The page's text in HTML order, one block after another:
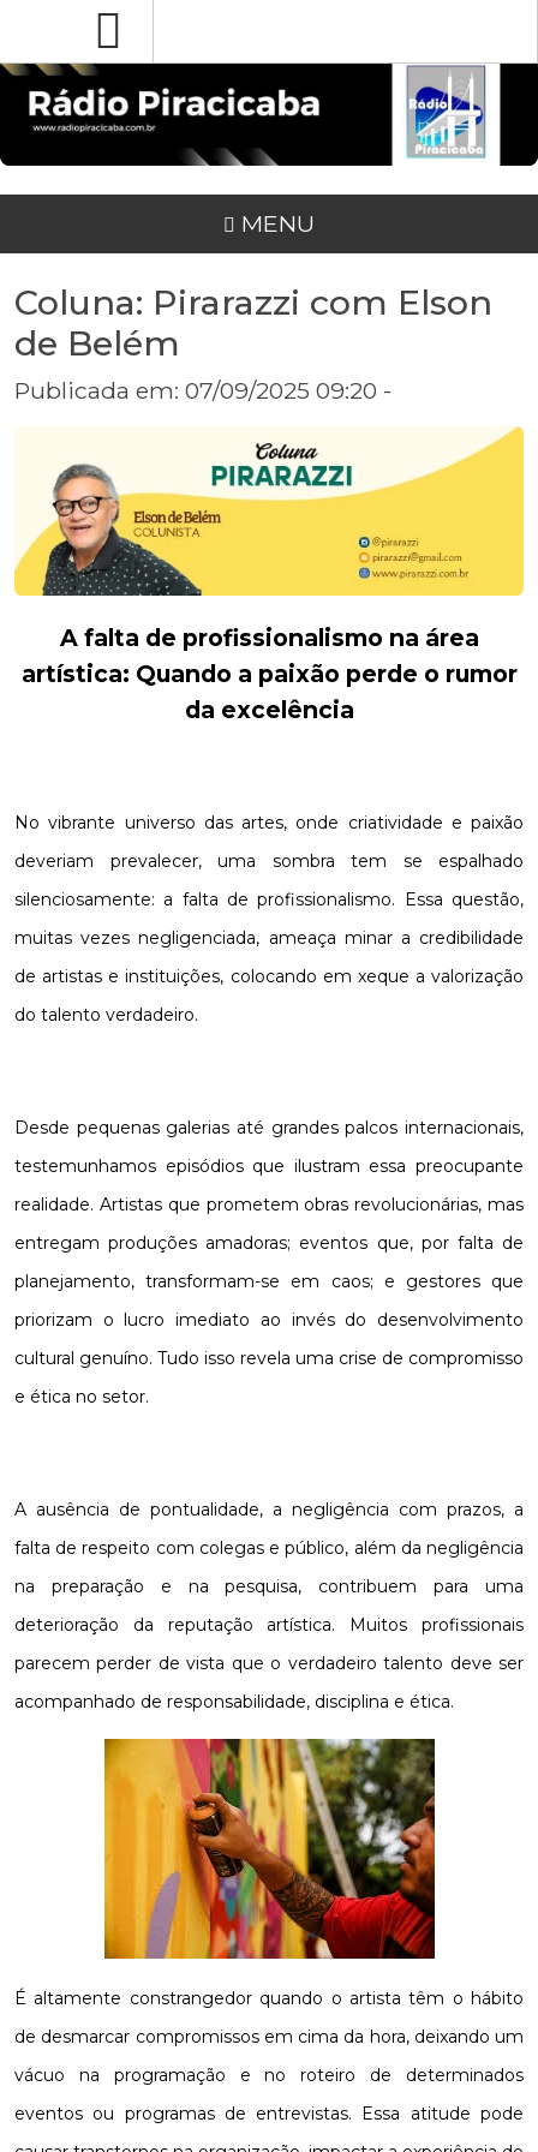
MENU
Coluna: Pirarazzi com Elson
de Belém
Publicada em: 07/09/2025 09:20 -
Afalta de profissionalismo na área
artística: Quando a paixão perde o rumor
da excelência
No vibrante universo das artes, onde criatividade e paixão
deveriam prevalecer, uma sombra tem se espalhado
silenciosamente: a falta de profissionalismo. Essa questão,
muitas vezes negligenciada, ameaça minar a credibilidade
de artistas e instituições, colocando em xeque a valorização
do talento verdadeiro.
Desde pequenas galerias até grandes palcos internacionais,
testemunhamos episódios que ilustram essa preocupante
realidade. Artistas que prometem obras revolucionárias, mas
entregam produções amadoras; eventos que, por falta de
planejamento, transformam-se em caos; e gestores que
priorizam o lucro imediato ao invés do desenvolvimento
cultural genuíno. Tudo isso revela uma crise de compromisso
e ética no setor.
A ausência de pontualidade, a negligência com prazos, a
falta de respeito com colegas e público, além da negligência
na preparação e na pesquisa, contribuem para uma
deterioração da reputação artística. Muitos profissionais
parecem perder de vista que o verdadeiro talento deve ser
acompanhado de responsabilidade, disciplina e ética.
É altamente constrangedor quando o artista têm o hábito
de desmarcar compromissos em cima da hora, deixando um
vácuo na programação e no roteiro de determinados
eventos ou programas de entrevistas. Essa atitude pode